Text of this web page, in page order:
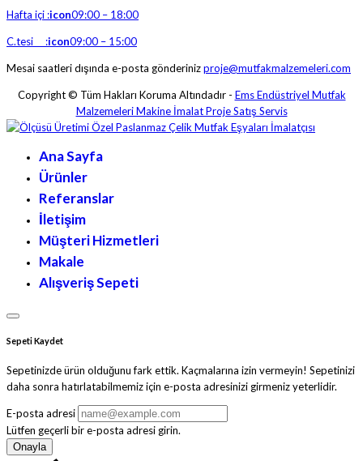
Hafta içi :icon09:00 – 18:00
C.tesi :icon09:00 – 15:00
Mesai saatleri dışında e-posta gönderinizproje@mutfakmalzemeleri.com
Copyright © Tüm Hakları Koruma Altındadır - Ems Endüstriyel Mutfak
Malzemeleri Makine İmalat Proje Satış Servis
Ana Sayfa
Ürünler
Referanslar
İletişim
Müşteri Hizmetleri
Makale
Alışveriş Sepeti
Sepeti Kaydet
Sepetinizde ürün olduğunu fark ettik. Kaçmalarına izin vermeyin! Sepetinizi
daha sonra hatırlatabilmemiz için e-posta adresinizi girmeniz yeterlidir.
E-posta adresi
Lütfen geçerli bir e-posta adresi girin.
Onayla